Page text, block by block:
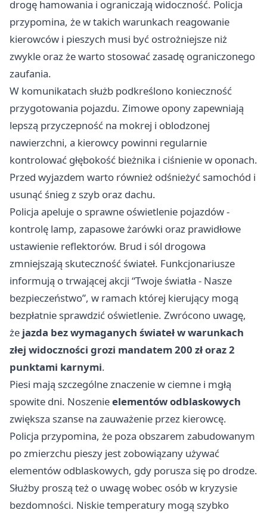
drogę hamowania i ograniczają widoczność. Policja
przypomina, że w takich warunkach reagowanie
kierowców i pieszych musi być ostrożniejsze niż
zwykle oraz że warto stosować zasadę ograniczonego
zaufania.
W komunikatach służb podkreślono konieczność
przygotowania pojazdu. Zimowe opony zapewniają
lepszą przyczepność na mokrej i oblodzonej
nawierzchni, a kierowcy powinni regularnie
kontrolować głębokość bieżnika i ciśnienie w oponach.
Przed wyjazdem warto również odśnieżyć samochód i
usunąć śnieg z szyb oraz dachu.
Policja apeluje o sprawne oświetlenie pojazdów -
kontrolę lamp, zapasowe żarówki oraz prawidłowe
ustawienie reflektorów. Brud i sól drogowa
zmniejszają skuteczność świateł. Funkcjonariusze
informują o trwającej akcji “Twoje światła - Nasze
bezpieczeństwo”, w ramach której kierujący mogą
bezpłatnie sprawdzić oświetlenie. Zwrócono uwagę,
że jazda bez wymaganych świateł w warunkach
złej widoczności grozi mandatem 200 zł oraz 2
punktami karnymi.
Piesi mają szczególne znaczenie w ciemne i mgłą
spowite dni. Noszenieelementów odblaskowych
zwiększa szanse na zauważenie przez kierowcę.
Policja przypomina, że poza obszarem zabudowanym
po zmierzchu pieszy jest zobowiązany używać
elementów odblaskowych, gdy porusza się po drodze.
Służby proszą też o uwagę wobec osób w kryzysie
bezdomności. Niskie temperatury mogą szybko